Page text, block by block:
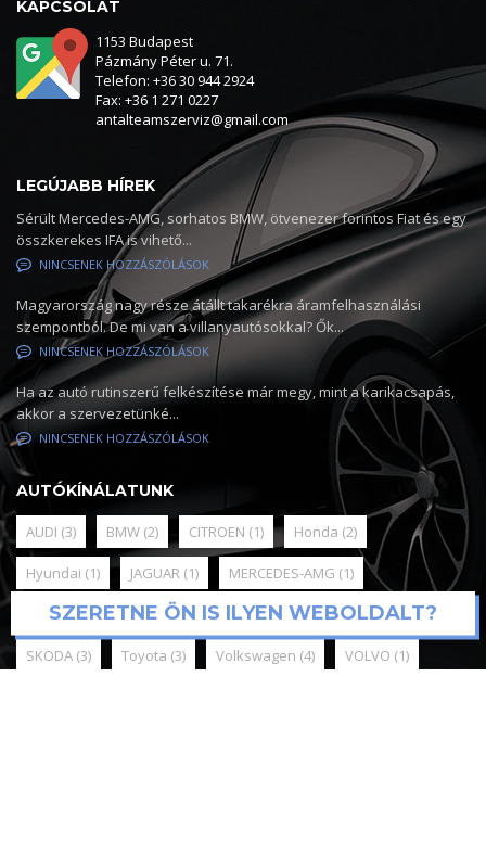
SZERETNE ÖN IS ILYEN WEBOLDALT?
KAPCSOLAT
1153 Budapest
Pázmány Péter u. 71.
Telefon: +36 30 944 2924
Fax: +36 1 271 0227
antalteamszerviz@gmail.com
LEGÚJABB HÍREK
Sérült Mercedes-AMG, sorhatos BMW, ötvenezer forintos Fiat és egy
összkerekes IFA is vihető...
NINCSENEK HOZZÁSZÓLÁSOK
Magyarország nagy része átállt takarékra áramfelhasználási
szempontból. De mi van a villanyautósokkal? Ők...
NINCSENEK HOZZÁSZÓLÁSOK
Ha az autó rutinszerű felkészítése már megy, mint a karikacsapás,
akkor a szervezetünké...
NINCSENEK HOZZÁSZÓLÁSOK
AUTÓKÍNÁLATUNK
AUDI (3) BMW (2) CITROEN (1) Honda (2)
Hyundai (1) JAGUAR (1) MERCEDES-AMG (1)
Mercedes-Benz (3) MINI (2) Nissan(1) OPEL(1)
SKODA (3) Toyota (3) Volkswagen (4) VOLVO (1)